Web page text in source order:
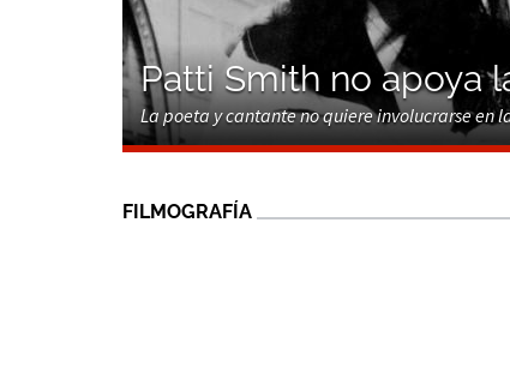
Patti Smith no apoya
La poeta y cantante no quiere involucrarse
FILMOGRAFÍA